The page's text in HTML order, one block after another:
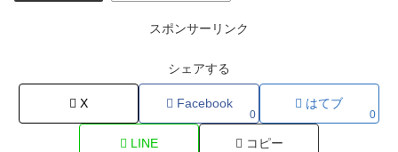
スポンサーリンク
シェアする
X Facebook
0
はてブ
0
LINE コピー